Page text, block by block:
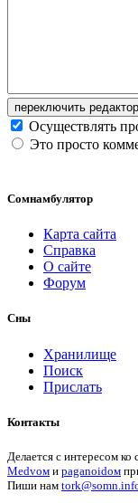
переключить редактор
Осуществлять
Это просто
Сомнамбулятор
Карта сайта
Справка
О сайте
Форум
Сны
Хранилище
Поиск
Прислать
Контакты
Делается с интересом ко
Medvом и paganoidом
Пиши нам